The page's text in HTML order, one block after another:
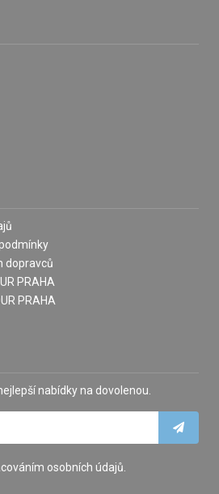
dopravců
PRAHA
PRAHA
nabídky na dovolenou.
osobních údajů.